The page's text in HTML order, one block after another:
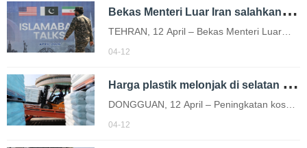
Komunikasi, Datuk Fahmi Fadzil berkata…B
ekas Menteri Luar Iran salahkan AS rundingan damai gagal
TEHRAN, 12 April – Bekas Menteri Luar
Iran, Mohammad Javad Zarif menyalahkan
rundingan damai bagi menamatkan konflik
di…
04-12
H
arga plastik melonjak di selatan China, kos minyak cetus tekanan rantaian bekalan
DONGGUAN, 12 April – Peningkatan kos
berkaitan minyak susulan ketegangan di
04-12